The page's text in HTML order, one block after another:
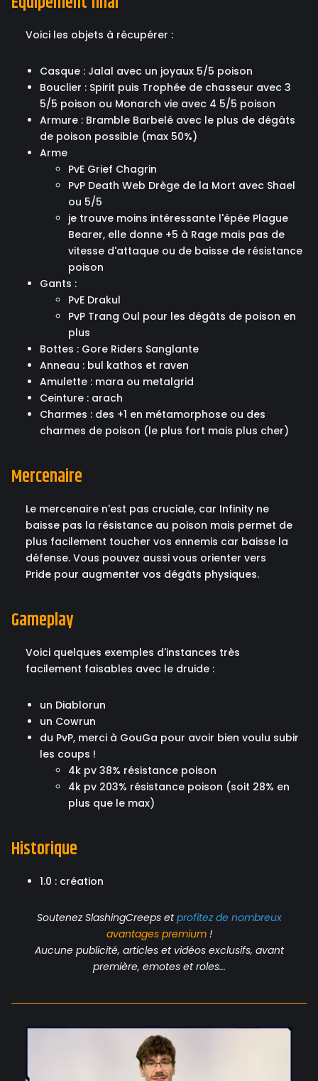
Voici les objets à récupérer :
Casque : Jalal avec un joyaux 5/5 poison
Bouclier : Spirit puis Trophée de chasseur avec 3
5/5 poison ou Monarch vie avec 4 5/5 poison
Armure : Bramble Barbelé avec le plus de dégâts
de poison possible (max 50%)
Arme
PvE Grief Chagrin
PvP Death Web Drège de la Mort avec Shael
ou 5/5
je trouve moins intéressante l'épée Plague
Bearer, elle donne +5 à Rage mais pas de
vitesse d'attaque ou de baisse de résistance
poison
Gants :
PvE Drakul
PvP Trang Oul pour les dégâts de poison en
plus
Bottes : Gore Riders Sanglante
Anneau : bul kathos et raven
Amulette : mara ou metalgrid
Ceinture : arach
Charmes : des +1 en métamorphose ou des
charmes de poison (le plus fort mais plus cher)
Mercenaire
Le mercenaire n'est pas cruciale, car Infinity ne
baisse pas la résistance au poison mais permet de
plus facilement toucher vos ennemis car baisse la
défense. Vous pouvez aussi vous orienter vers
Pride pour augmenter vos dégâts physiques.
Gameplay
Voici quelques exemples d'instances très
facilement faisables avec le druide :
un Diablorun
un Cowrun
du PvP, merci à GouGa pour avoir bien voulu subir
les coups !
4k pv 38% résistance poison
4k pv 203% résistance poison (soit 28% en
plus que le max)
Historique
1.0 : création
Soutenez SlashingCreeps etprofitez de nombreux
avantagespremium!
Aucune publicité, articles et vidéos exclusifs, avant
première, emotes et roles...